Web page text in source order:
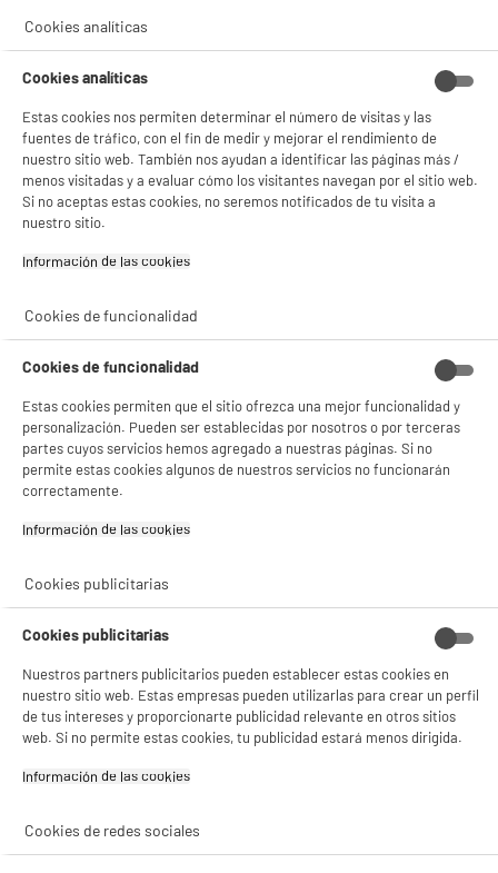
Comprados juntos habitualmente
ELECTRO DEPOT
con EPSON Expression
Home XP pack
Total Price :
Características
¡Buena visita!
Gestionar cookies
Cookies analíticas
Cookies analíticas
Estas cookies nos permiten determinar el número de visitas y las
fuentes de tráfico, con el fin de medir y mejorar el rendimiento de
nuestro sitio web. También nos ayudan a identificar las páginas más /
menos visitadas y a evaluar cómo los visitantes navegan por el sitio web.
Si no aceptas estas cookies, no seremos notificados de tu visita a
nuestro sitio.
Información de las cookies‎
Cookies de funcionalidad
Cookies de funcionalidad
Estas cookies permiten que el sitio ofrezca una mejor funcionalidad y
personalización. Pueden ser establecidas por nosotros o por terceras
partes cuyos servicios hemos agregado a nuestras páginas. Si no
permite estas cookies algunos de nuestros servicios no funcionarán
correctamente.
Información de las cookies‎
Cookies publicitarias
Cookies publicitarias
Nuestros partners publicitarios pueden establecer estas cookies en
nuestro sitio web. Estas empresas pueden utilizarlas para crear un perfil
de tus intereses y proporcionarte publicidad relevante en otros sitios
web. Si no permite estas cookies, tu publicidad estará menos dirigida.
Información de las cookies‎
Cookies de redes sociales